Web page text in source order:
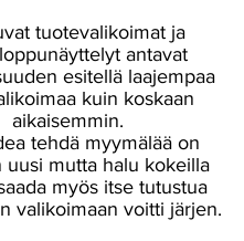
tuotevalikoimat ja
antavat
esitellä laajempaa
kuin koskaan
aikaisemmin.
tehdä myymälää on
uusi mutta halu kokeilla
myös itse tutustua
valikoimaan voitti järjen.